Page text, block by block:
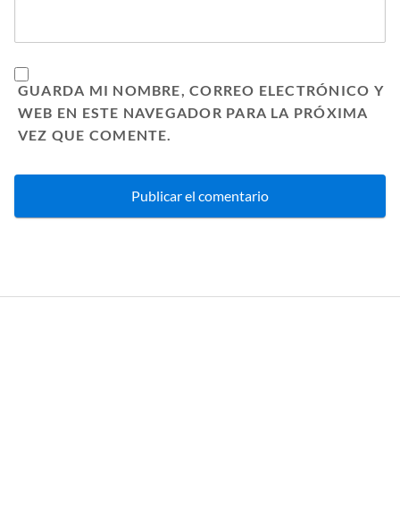
GUARDA MI NOMBRE, CORREO ELECTRÓNICO Y
WEB EN ESTE NAVEGADOR PARA LA PRÓXIMA
VEZ QUE COMENTE.